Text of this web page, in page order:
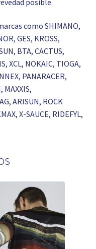
como SHIMANO,
GES, KROSS,
BTA, CACTUS,
XCL, NOKAIC, TIOGA,
PANARACER,
MAXXIS,
ARISUN, ROCK
X-SAUCE, RIDEFYL,